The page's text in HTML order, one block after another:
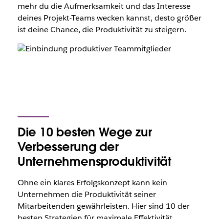
mehr du die Aufmerksamkeit und das Interesse
deines Projekt-Teams wecken kannst, desto größer
ist deine Chance, die Produktivität zu steigern.
Die 10 besten Wege zur
Verbesserung der
Unternehmensproduktivität
Ohne ein klares Erfolgskonzept kann kein
Unternehmen die Produktivität seiner
Mitarbeitenden gewährleisten. Hier sind 10 der